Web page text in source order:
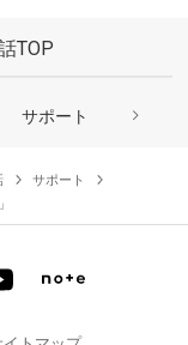
TOP
サポート
サポート